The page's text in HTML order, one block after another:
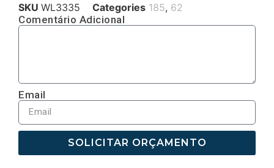
SKU WL3335 Categories 185, 62
Comentário Adicional
Email
SOLICITAR ORÇAMENTO